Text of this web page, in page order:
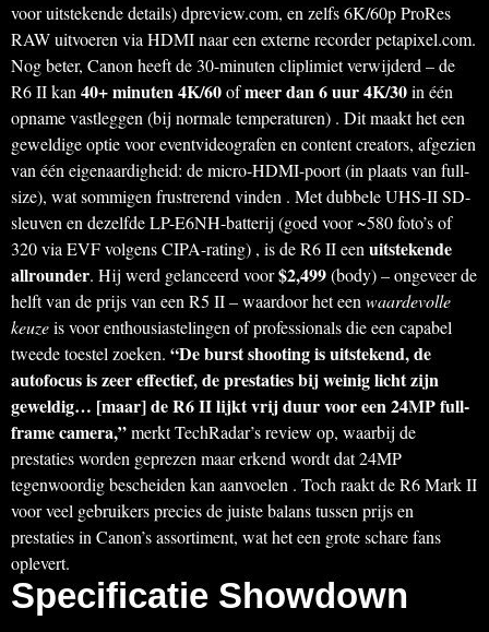
voor uitstekende details) dpreview.com, en zelfs 6K/60p ProRes
RAW uitvoeren via HDMI naar een externe recorder petapixel.com.
Nog beter, Canon heeft de 30-minuten cliplimiet verwijderd – de
R6 II kan40+ minuten 4K/60ofmeer dan 6 uur 4K/30in één
opname vastleggen (bij normale temperaturen) . Dit maakt het een
geweldige optie voor eventvideografen en content creators, afgezien
van één eigenaardigheid: de micro-HDMI-poort (in plaats van full-
size), wat sommigen frustrerend vinden . Met dubbele UHS-II SD-
sleuven en dezelfde LP-E6NH-batterij (goed voor ~580 foto’s of
320 via EVF volgens CIPA-rating) , is de R6 II eenuitstekende
allrounder. Hij werd gelanceerd voor$2,499(body) – ongeveer de
helft van de prijs van een R5 II – waardoor het eenwaardevolle
keuzeis voor enthousiastelingen of professionals die een capabel
tweede toestel zoeken. “De burst shooting is uitstekend, de
autofocus is zeer effectief, de prestaties bij weinig licht zijn
geweldig… [maar] de R6 II lijkt vrij duur voor een 24MP full-
frame camera,”merkt TechRadar’s review op, waarbij de
prestaties worden geprezen maar erkend wordt dat 24MP
tegenwoordig bescheiden kan aanvoelen . Toch raakt de R6 Mark II
voor veel gebruikers precies de juiste balans tussen prijs en
prestaties in Canon’s assortiment, wat het een grote schare fans
oplevert.
Specificatie Showdown